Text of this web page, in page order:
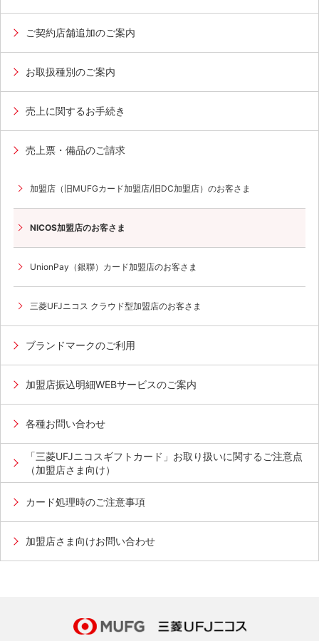
ご契約店舗追加のご案内
お取扱種別のご案内
売上に関するお手続き
売上票・備品のご請求
加盟店（旧MUFGカード加盟店/旧DC加盟店）のお客さま
NICOS加盟店のお客さま
UnionPay（銀聯）カード加盟店のお客さま
三菱UFJニコス クラウド型加盟店のお客さま
ブランドマークのご利用
加盟店振込明細WEBサービスのご案内
各種お問い合わせ
「三菱UFJニコスギフトカード」お取り扱いに関するご注意点
（加盟店さま向け）
カード処理時のご注意事項
加盟店さま向けお問い合わせ